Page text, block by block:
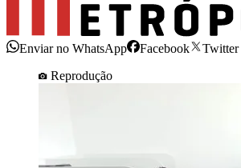
Enviar no WhatsApp Facebook
Twitter
Reprodução